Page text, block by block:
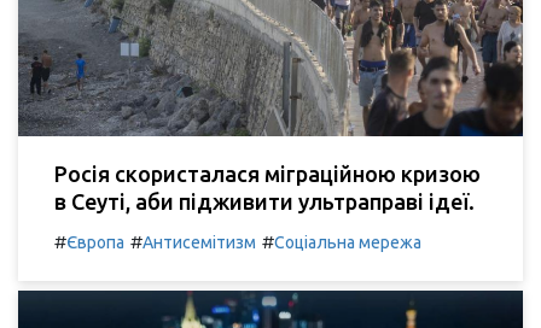
Росія скористалася міграційною кризою
в Сеуті, аби підживити ультраправі ідеї.
#Європа #Антисемітизм #Соціальна мережа